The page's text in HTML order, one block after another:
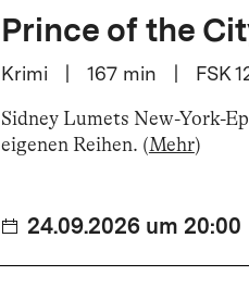
Prince of the
Krimi 167min FSK
Sidney Lumets New-York-
eigenen Reihen. (Mehr)
24.09.2026 um 20:00